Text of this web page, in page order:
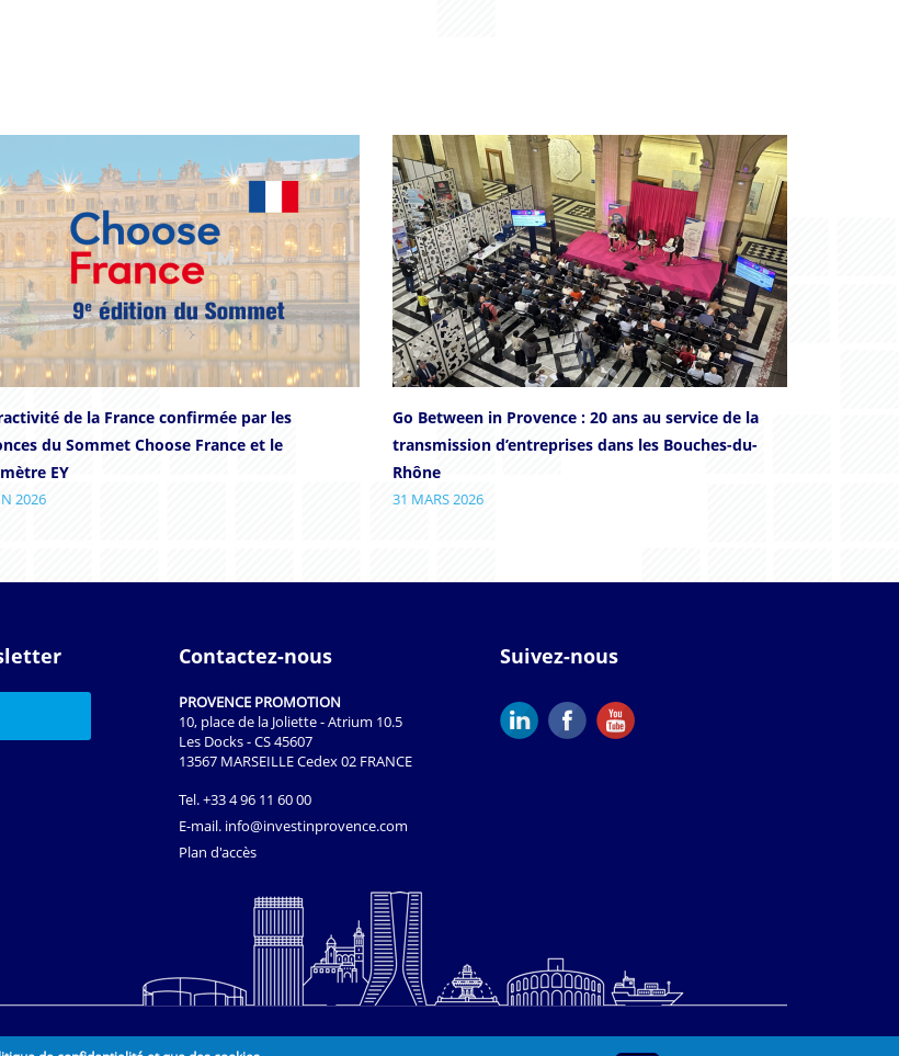
de la France confirmée par les
du Sommet Choose France et le
EY
2026
Go Between in Provence : 20 ans au service de la
transmission d’entreprises dans les Bouches-du-
Rhône
31 MARS 2026
Contactez-nous
PROVENCE PROMOTION
10, place de la Joliette - Atrium 10.5
Les Docks - CS 45607
13567 MARSEILLE Cedex 02 FRANCE
Tel.+33 4 96 11 60 00
E-mail. info@investinprovence.com
Plan d'accès
Suivez-nous